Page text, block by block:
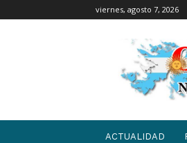
viernes, agosto 7, 2026
ACTUALIDAD